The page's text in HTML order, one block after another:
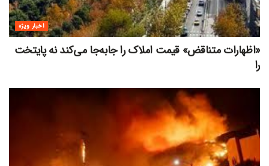
اخبار ویژه
«اظهارات متناقض» قیمت‌ املاک را جابه‌جا می‌کند نه پایتخت
را